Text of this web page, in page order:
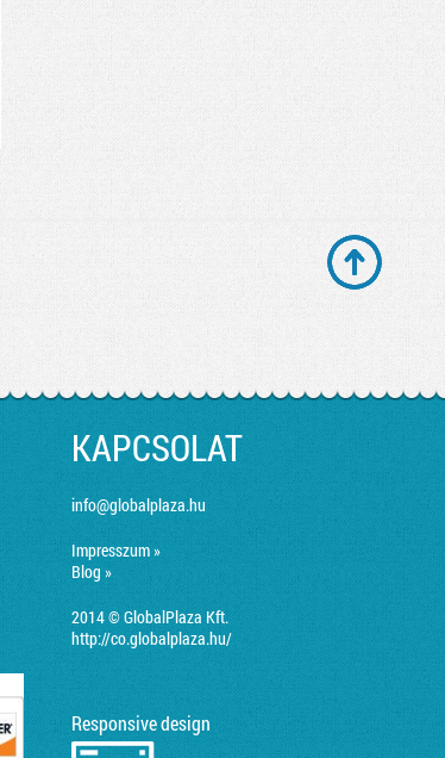
KAPCSOLAT
info@globalplaza.hu
Impresszum »
Blog »
2014 © GlobalPlaza Kft.
http://co.globalplaza.hu/
Responsive design